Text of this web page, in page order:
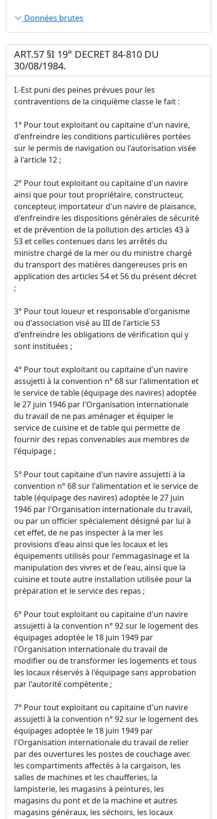
Données brutes
ART.57 §I 19° DECRET 84-810 DU
30/08/1984.
I.-Est puni des peines prévues pour les
contraventions de la cinquième classe le fait :
1° Pour tout exploitant ou capitaine d'un navire,
d'enfreindre les conditions particulières portées
sur le permis de navigation ou l'autorisation visée
à l'article 12 ;
2° Pour tout exploitant ou capitaine d'un navire
ainsi que pour tout propriétaire, constructeur,
concepteur, importateur d'un navire de plaisance,
d'enfreindre les dispositions générales de sécurité
et de prévention de la pollution des articles 43 à
53 et celles contenues dans les arrêtés du
ministre chargé de la mer ou du ministre chargé
du transport des matières dangereuses pris en
application des articles 54 et 56 du présent décret
;
3° Pour tout loueur et responsable d'organisme
ou d'association visé au III de l'article 53
d'enfreindre les obligations de vérification qui y
sont instituées ;
4° Pour tout exploitant ou capitaine d'un navire
assujetti à la convention n° 68 sur l'alimentation et
le service de table (équipage des navires) adoptée
le 27 juin 1946 par l'Organisation internationale
du travail de ne pas aménager et équiper le
service de cuisine et de table qui permette de
fournir des repas convenables aux membres de
l'équipage ;
5° Pour tout capitaine d'un navire assujetti à la
convention n° 68 sur l'alimentation et le service de
table (équipage des navires) adoptée le 27 juin
1946 par l'Organisation internationale du travail,
ou par un officier spécialement désigné par lui à
cet effet, de ne pas inspecter à la mer les
provisions d'eau ainsi que les locaux et les
équipements utilisés pour l'emmagasinage et la
manipulation des vivres et de l'eau, ainsi que la
cuisine et toute autre installation utilisée pour la
préparation et le service des repas ;
6° Pour tout exploitant ou capitaine d'un navire
assujetti à la convention n° 92 sur le logement des
équipages adoptée le 18 juin 1949 par
l'Organisation internationale du travail de
modifier ou de transformer les logements et tous
les locaux réservés à l'équipage sans approbation
par l'autorité compétente ;
7° Pour tout exploitant ou capitaine d'un navire
assujetti à la convention n° 92 sur le logement des
équipages adoptée le 18 juin 1949 par
l'Organisation internationale du travail de relier
par des ouvertures les postes de couchage avec
les compartiments affectés à la cargaison, les
salles de machines et les chaufferies, la
lampisterie, les magasins à peintures, les
magasins du pont et de la machine et autres
magasins généraux, les séchoirs, les locaux